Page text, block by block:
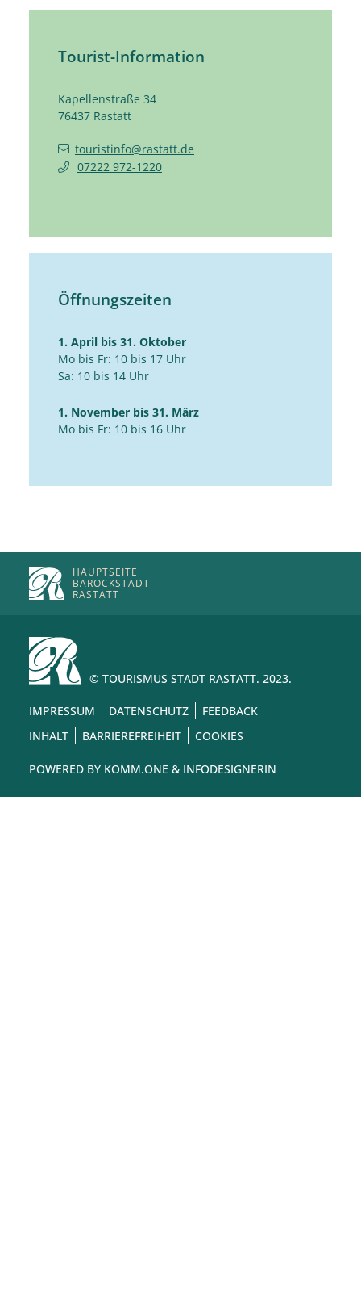
Tourist-Information
Kapellenstraße 34
76437 Rastatt
touristinfo@rastatt.de
07222 972-1220
Öffnungszeiten
1. April bis 31. Oktober
Mo bis Fr: 10 bis 17 Uhr
Sa: 10 bis 14 Uhr
1. November bis 31. März
Mo bis Fr: 10 bis 16 Uhr
HAUPTSEITE
BAROCKSTADT
RASTATT
© TOURISMUS STADT RASTATT. 2023.
IMPRESSUM DATENSCHUTZ
FEEDBACK
INHALT
BARRIEREFREIHEIT COOKIES
POWERED BY KOMM.ONE & INFODESIGNERIN